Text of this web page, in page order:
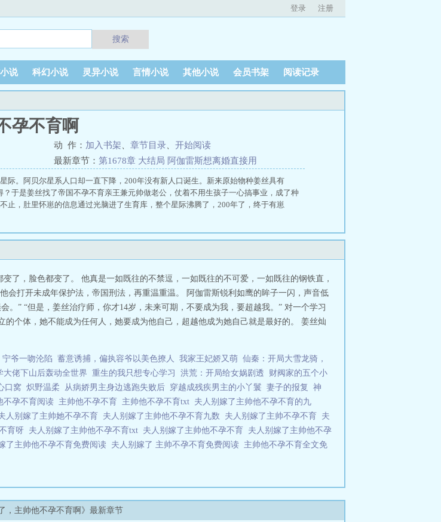
登录 注册
搜索
说 科幻小说 灵异小说 言情小说 其他小说 会员书架 阅读记录
孕不育啊
动 作： 加入书架 章节目录
开始阅读
最新章节： 第1678章 大结局 阿伽雷斯想离婚直接用
脚踹
际。阿贝尔星系人口却一直下降，200年没有新人口诞生。新来原始物种姜丝具有
于是姜丝找了帝国不孕不育亲王兼元帅做老公，仗着不用生孩子一心搞事业，成了种
止，肚里怀崽的信息通过光脑进了生育库，整个星际沸腾了，200年了，终于有崽
了，脸色都变了。 他真是一如既往的不禁逗，一如既往的不可爱，一如既往的钢铁直，
会打开未成年保护法，帝国刑法，再重温重温。 阿伽雷斯锐利如鹰的眸子一闪，声音低
” “但是，姜丝治疗师，你才14岁，未来可期，不要成为我，要超越我。” 对一个学习
个体，她不能成为任何人，她要成为他自己，超越他成为她自己就是最好的。 姜丝灿
宁爷一吻沦陷 蓄意诱捕，偏执容爷以美色撩人 我家王妃娇又萌 仙秦：开局大雪龙骑，
大佬下山后轰动全世界 重生的我只想专心学习 洪荒：开局给女娲剧透
财阀家的五个小
口窝 炽野温柔 从病娇男主身边逃跑失败后 穿越成残疾男主的小丫鬟 妻子的报复
神
不孕不育阅读 主帅他不孕不育 主帅他不孕不育txt 夫人别嫁了主帅他不孕不育的九
人别嫁了主帅她不孕不育 夫人别嫁了主帅他不孕不育九数 夫人别嫁了主帅不孕不育 夫
育呀 夫人别嫁了主帅他不孕不育txt 夫人别嫁了主帅他不孕不育 夫人别嫁了主帅他不孕
了主帅他不孕不育免费阅读 夫人别嫁了 主帅不孕不育免费阅读 主帅他不孕不育全文免
，主帅他不孕不育啊》最新章节